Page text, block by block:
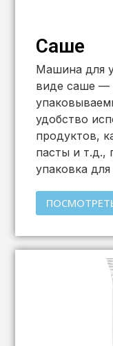
Саше
Машина для
виде саше —
удобство
продуктов,
пасты и т.д.,
упаковка